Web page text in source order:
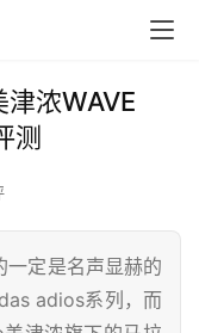
浓WAVE
测
一定是名声显赫的
adios系列，而